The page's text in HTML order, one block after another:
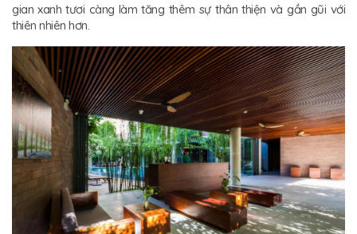
gian xanh tươi càng làm tăng thêm sự thân thiện và gần gũi với
thiên nhiên hơn.